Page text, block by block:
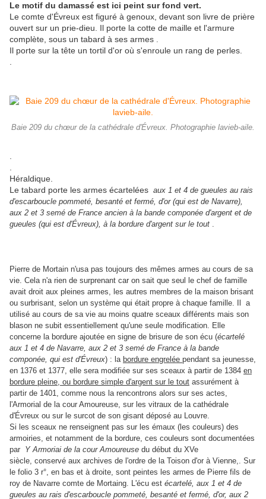
Le motif du damassé est ici peint sur fond vert.
Le comte d'Évreux est figuré à genoux, devant son livre de prière
ouvert sur un prie-dieu. Il porte la cotte de maille et l'armure
complète, sous un tabard à ses armes .
Il porte sur la tête un tortil d'or où s'enroule un rang de perles.
Baie 209 du chœur de la cathédrale d'Évreux. Photographie lavieb-aile.
Héraldique.
Le tabard porte les armes écartelées aux 1 et 4 de gueules au rais
d'escarboucle pommeté, besanté et fermé, d'or (qui est de Navarre),
aux 2 et 3 semé de France ancien à la bande componée d'argent et de
gueules (qui est d'Évreux), à la bordure d'argent sur le tout .
Pierre de Mortain n'usa pas toujours des mêmes armes au cours de sa
vie. Cela n'a rien de surprenant car on sait que seul le chef de famille
avait droit aux pleines armes, les autres membres de la maison brisant
ou surbrisant, selon un système qui était propre à chaque famille. Il
a
utilisé au cours de sa vie au moins quatre sceaux différents mais son
blason ne subit essentiellement qu'une seule modification. Elle
concerne la bordure ajoutée en signe de brisure de son écu (écartelé
aux 1 et 4 de Navarre, aux 2 et 3 semé de France à la bande
componée, qui est d'Évreux) : la bordure engrelée pendant sa jeunesse,
en 1376 et 1377, elle sera modifiée sur ses sceaux à partir de 1384 en
bordure pleine, ou bordure simple d'argent sur le tout assurément à
partir de 1401, comme nous la rencontrons alors sur ses actes,
l'Armorial de la cour Amoureuse, sur les vitraux de la cathédrale
d'Évreux ou sur le surcot de son gisant déposé au Louvre.
Si les sceaux ne renseignent pas sur les émaux (les couleurs) des
armoiries, et notamment de la bordure, ces couleurs sont documentées
par Y Armoriai de la cour Amoureuse du début du XVe
siècle, conservé aux archives de l'ordre de la Toison d'or à Vienne,. Sur
le folio 3 r°, en bas et à droite, sont peintes les armes de Pierre fils de
roy de Navarre comte de Mortaing. L'écu est écartelé, aux 1 et 4 de
gueules au rais d'escarboucle pommeté, besanté et fermé, d'or, aux 2